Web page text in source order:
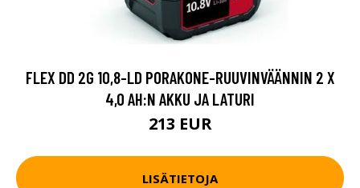
FLEX DD 2G 10,8-LD PORAKONE-RUUVINVÄÄNNIN 2 X
4,0 AH:N AKKU JA LATURI
213 EUR
LISÄTIETOJA